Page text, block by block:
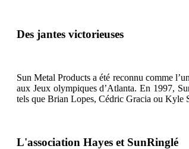
Des jantes victorieuses
Sun Metal Products a été reconnu comme
aux Jeux olympiques d’Atlanta. En 1997,
tels que Brian Lopes, Cédric Gracia ou Kyle
L'association Hayes et SunRinglé